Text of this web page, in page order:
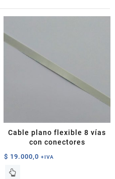
Cable plano flexible 8 vías
con conectores
$ 19.000,0 +IVA
Este